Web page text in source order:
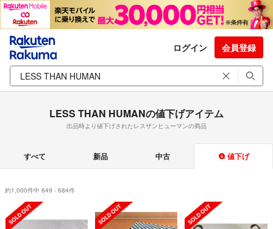
ログイン 会員登録
LESS THAN HUMANの値下げアイテム
出品時より値下げされたレスザンヒューマンの商品
すべて 新品 中古 値下げ
約1,000件中 649 - 684件